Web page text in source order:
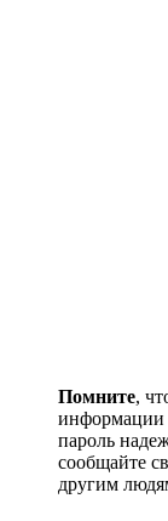
Помните,
информации
пароль
сообщайте
другим